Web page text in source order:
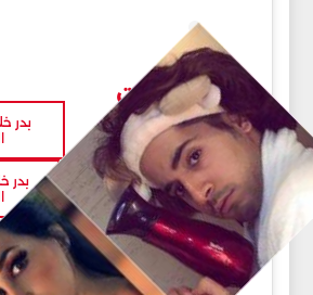
مقالات
ذات صلة
بدر
بدر
خلاف